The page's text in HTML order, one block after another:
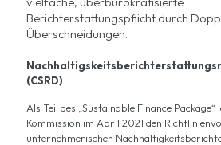
Berichterstattungspflicht durch
Überschneidungen.
(CSRD)
Als Teil des „ Sustainable Finance Package“
Kommission im April 2021 den
unternehmerischen